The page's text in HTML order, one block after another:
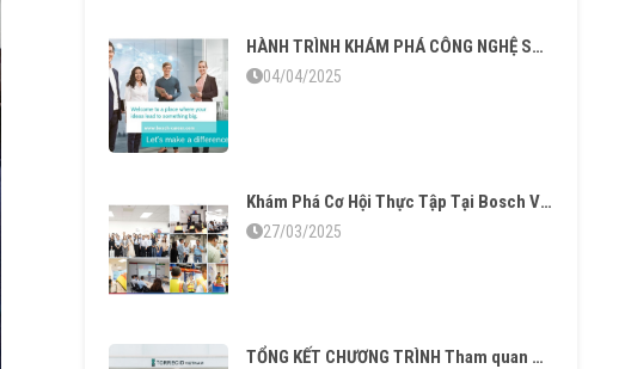
HÀNH TRÌNH KHÁM PHÁ CÔNG NGHỆ SẢN XUẤT TẠI BOSCH HCP – CƠ HỘI CHO SINH VIÊN KHOA KHOA HỌC VÀ CÔNG NGHỆ VẬT LIỆU
04/04/2025
Khám Phá Cơ Hội Thực Tập Tại Bosch Việt Nam: Cầu Nối Giữa Lý Thuyết và Thực Tế
27/03/2025
TỔNG KẾT CHƯƠNG TRÌNH Tham quan Công ty TNHH TORRECID Việt Nam năm học 2023 – 2024